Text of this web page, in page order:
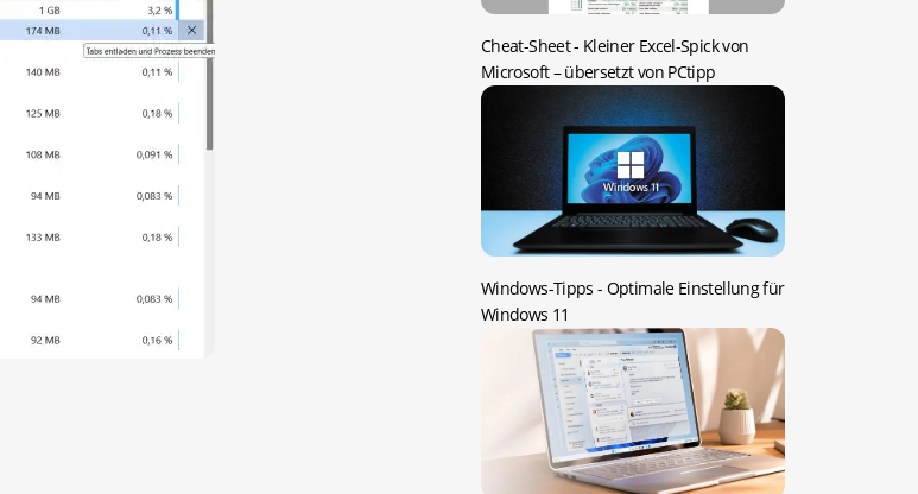
Cheat-Sheet - Kleiner Excel-Spick von
Microsoft – übersetzt von PCtipp
Windows-Tipps - Optimale Einstellung für
Windows 11